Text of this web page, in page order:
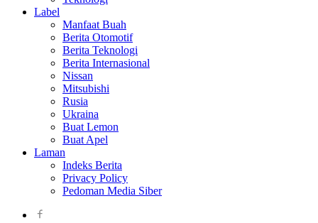
Label
Manfaat Buah
Berita Otomotif
Berita Teknologi
Berita Internasional
Nissan
Mitsubishi
Rusia
Ukraina
Buat Lemon
Buat Apel
Laman
Indeks Berita
Privacy Policy
Pedoman Media Siber